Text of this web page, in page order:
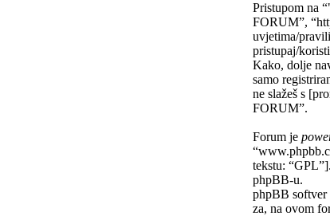
Pristupom na
FORUM”,
uvjetima/
pristupaj/
Kako, dolje
samo
ne slažeš s
FORUM”.
Forum je
tekstu:
phpBB-u.
phpBB softver
za, na ovom